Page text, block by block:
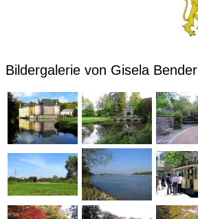
Bildergalerie von Gisela Bender